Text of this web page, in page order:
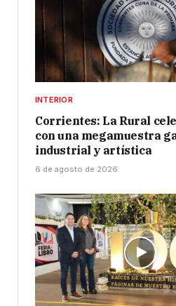
INTERIOR
Corrientes: La Rural
con una megamuestra
industrial y artística
6 de agosto de 2026